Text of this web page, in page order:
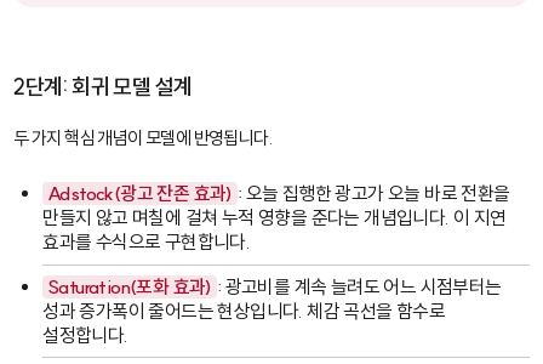
2단계: 회귀 모델 설계
두 가지 핵심 개념이 모델에 반영됩니다.
Adstock(광고 잔존 효과) : 오늘 집행한 광고가 오늘 바로 전환을
만들지 않고 며칠에 걸쳐 누적 영향을 준다는 개념입니다. 이 지연
효과를 수식으로 구현합니다.
Saturation(포화 효과) : 광고비를 계속 늘려도 어느 시점부터는
성과 증가폭이 줄어드는 현상입니다. 체감 곡선을 함수로
설정합니다.